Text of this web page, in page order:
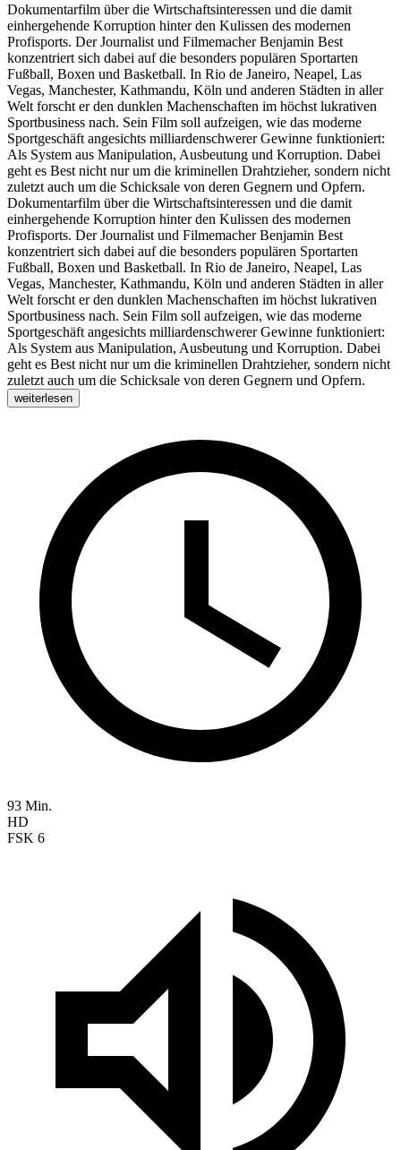
Dokumentarfilm über die Wirtschaftsinteressen und die damit
einhergehende Korruption hinter den Kulissen des modernen
Profisports. Der Journalist und Filmemacher Benjamin Best
konzentriert sich dabei auf die besonders populären Sportarten
Fußball, Boxen und Basketball. In Rio de Janeiro, Neapel, Las
Vegas, Manchester, Kathmandu, Köln und anderen Städten in aller
Welt forscht er den dunklen Machenschaften im höchst lukrativen
Sportbusiness nach. Sein Film soll aufzeigen, wie das moderne
Sportgeschäft angesichts milliardenschwerer Gewinne funktioniert:
Als System aus Manipulation, Ausbeutung und Korruption. Dabei
geht es Best nicht nur um die kriminellen Drahtzieher, sondern nicht
zuletzt auch um die Schicksale von deren Gegnern und Opfern.
Dokumentarfilm über die Wirtschaftsinteressen und die damit
einhergehende Korruption hinter den Kulissen des modernen
Profisports. Der Journalist und Filmemacher Benjamin Best
konzentriert sich dabei auf die besonders populären Sportarten
Fußball, Boxen und Basketball. In Rio de Janeiro, Neapel, Las
Vegas, Manchester, Kathmandu, Köln und anderen Städten in aller
Welt forscht er den dunklen Machenschaften im höchst lukrativen
Sportbusiness nach. Sein Film soll aufzeigen, wie das moderne
Sportgeschäft angesichts milliardenschwerer Gewinne funktioniert:
Als System aus Manipulation, Ausbeutung und Korruption. Dabei
geht es Best nicht nur um die kriminellen Drahtzieher, sondern nicht
zuletzt auch um die Schicksale von deren Gegnern und Opfern.
weiterlesen
93 Min.
HD
FSK 6